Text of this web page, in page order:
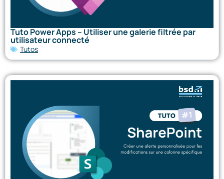
Tuto Power Apps – Utiliser une galerie filtrée par
utilisateur connecté
Tutos